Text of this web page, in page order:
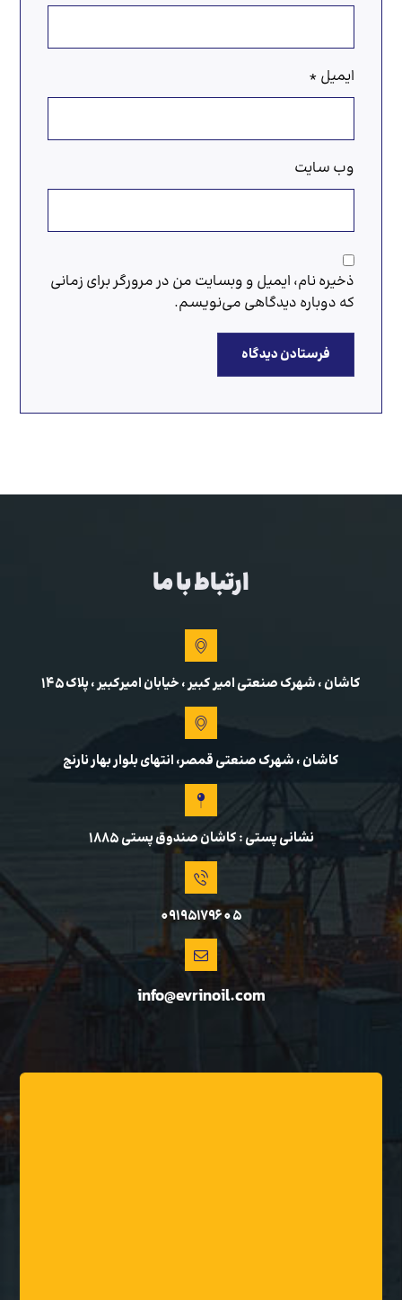
ایمیل *
وب‌ سایت
ذخیره نام، ایمیل و وبسایت من در مرورگر برای زمانی
که دوباره دیدگاهی می‌نویسم.
فرستادن دیدگاه
ارتباط با ما
کاشان ، شهرک صنعتی امیر کبیر ، خیابان امیرکبیر ، پلاک 145
کاشان ، شهرک صنعتی قمصر، انتهای بلوار بهار نارنج
نشانی پستی : کاشان صندوق پستی ۱۸۸۵
09195179605
info@evrinoil.com